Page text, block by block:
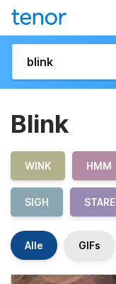
Blink
WINK HMM
SIGH STARE
Alle GIFs